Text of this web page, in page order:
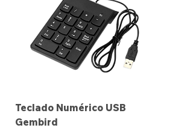
Teclado Numérico USB
Gembird